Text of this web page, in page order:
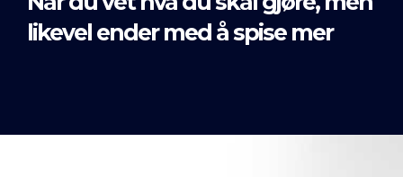
likevel ender med å spise mer